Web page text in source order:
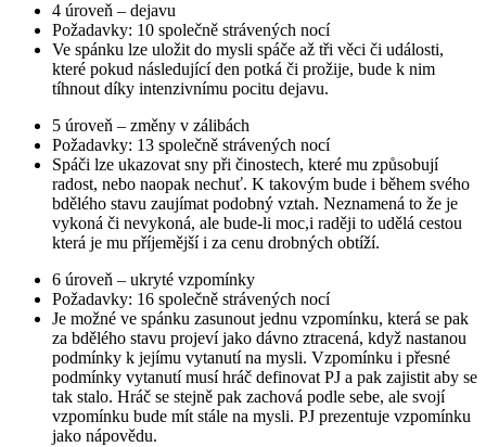
4 úroveň – dejavu
Požadavky: 10 společně strávených nocí
Ve spánku lze uložit do mysli spáče až tři věci či události,
které pokud následující den potká či prožije, bude k nim
tíhnout díky intenzivnímu pocitu dejavu.
5 úroveň – změny v zálibách
Požadavky: 13 společně strávených nocí
Spáči lze ukazovat sny při činostech, které mu způsobují
radost, nebo naopak nechuť. K takovým bude i během svého
bdělého stavu zaujímat podobný vztah. Neznamená to že je
vykoná či nevykoná, ale bude-li moc,i raději to udělá cestou
která je mu příjemější i za cenu drobných obtíží.
6 úroveň – ukryté vzpomínky
Požadavky: 16 společně strávených nocí
Je možné ve spánku zasunout jednu vzpomínku, která se pak
za bdělého stavu projeví jako dávno ztracená, když nastanou
podmínky k jejímu vytanutí na mysli. Vzpomínku i přesné
podmínky vytanutí musí hráč definovat PJ a pak zajistit aby se
tak stalo. Hráč se stejně pak zachová podle sebe, ale svojí
vzpomínku bude mít stále na mysli. PJ prezentuje vzpomínku
jako nápovědu.